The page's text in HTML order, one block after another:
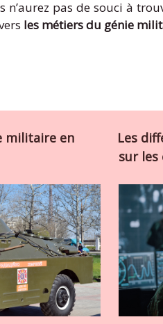
n’aurez pas de souci à
les métiers du génie
militaire en
Les
sur les